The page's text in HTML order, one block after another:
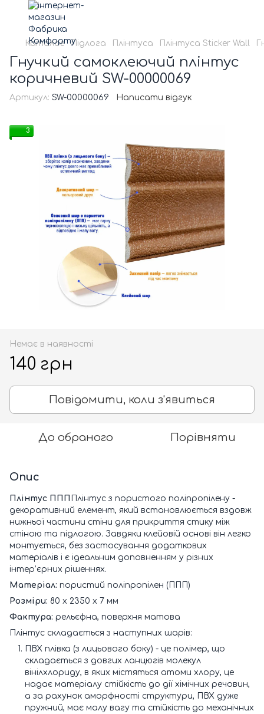
Каталог Підлога Плінтуса Плінтуса Sticker Wall
Гнучкий самоклеючий плінтус
коричневий SW-00000069
Артикул: SW-00000069 Написати відгук
3
Немає в наявності
140 грн
Повідомити, коли з'явиться
До обраного Порівняти
Опис
Плінтус ППП Плінтус з пористого поліпропілену -
декоративний елемент, який встановлюється вздовж
нижньої частини стіни для прикриття стику між
стіною та підлогою. Завдяки клейовій основі він легко
монтується, без застосування додаткових
матеріалів і є ідеальним доповненням у різних
інтер’єрних рішеннях.
Матеріал: пористий поліпропілен (ППП)
Розміри: 80 х 2350 х 7 мм
Фактура: рельєфна, поверхня матова
Плінтус складається з наступних шарів:
ПВХ плівка (з лицьового боку) - це полімер, що
складається з довгих ланцюгів молекул
вінілхлориду, в яких містяться атоми хлору, це
надає матеріалу стійкість до дії хімічних речовин,
а за рахунок аморфності структури, ПВХ дуже
пружний, має малу вагу та стійкість до механічних